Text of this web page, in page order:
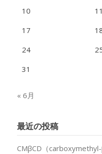
10
11
17
24
31
« 6月
最近の投稿
CMβCD（